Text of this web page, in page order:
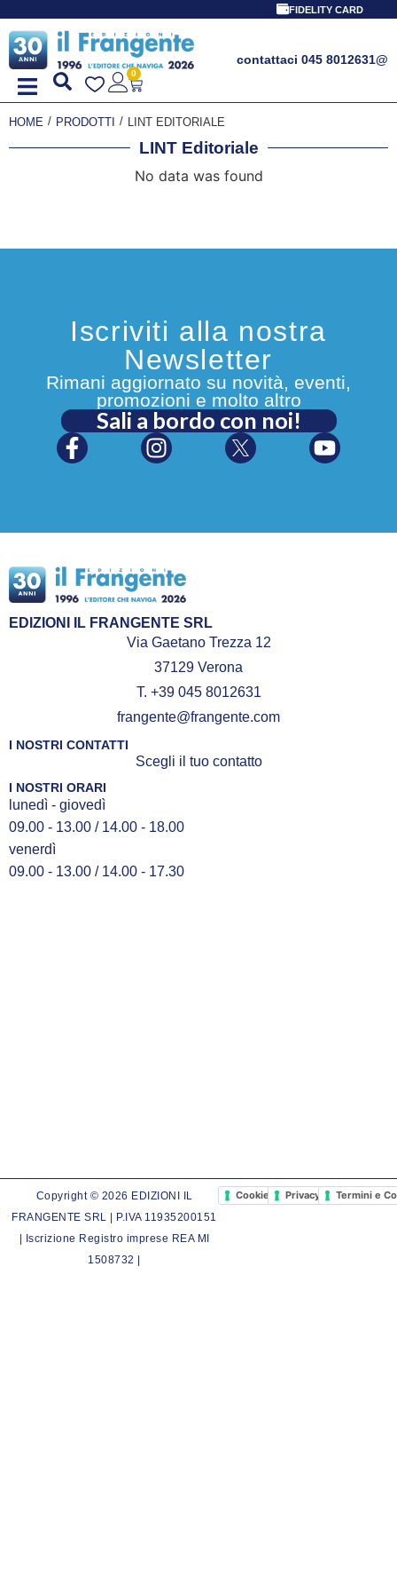
FIDELITY CARD
contattaci 045 8012631@
0
HOME / PRODOTTI / LINT EDITORIALE
LINT Editoriale
No data was found
Iscriviti alla nostra
Newsletter
Rimani aggiornato su novità, eventi,
promozioni e molto altro
Sali a bordo con noi!
EDIZIONI IL FRANGENTE SRL
Via Gaetano Trezza 12
37129 Verona
T. +39 045 8012631
frangente@frangente.com
I NOSTRI CONTATTI
Scegli il tuo contatto
I NOSTRI ORARI
lunedì - giovedì
09.00 - 13.00 / 14.00 - 18.00
venerdì
09.00 - 13.00 / 14.00 - 17.30
Copyright © 2026 EDIZIONI IL
FRANGENTE SRL | P.IVA 11935200151
| Iscrizione Registro imprese REA MI
1508732 |
Cookie PolicyPrivacy PolicyTermini e